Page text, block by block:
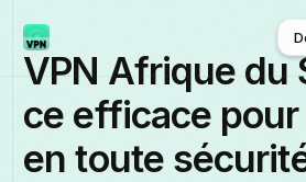
Download free
VPN Afrique du
ce efficace
en toute